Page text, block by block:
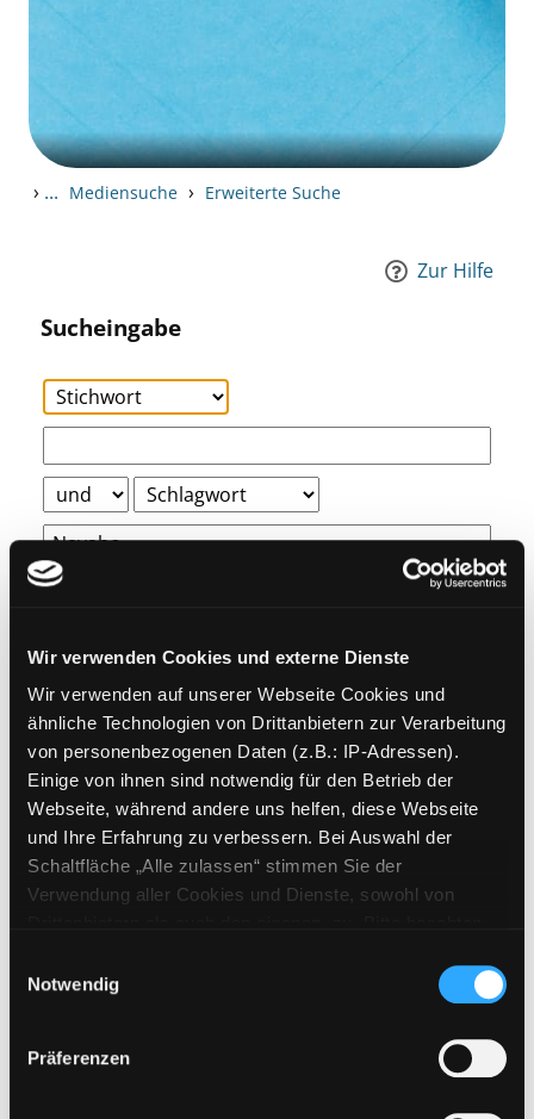
Wir verwenden Cookies und externe Dienste
Wir verwenden auf unserer Webseite Cookies und
ähnliche Technologien von Drittanbietern zur Verarbeitung
von personenbezogenen Daten (z.B.: IP-Adressen).
Einige von ihnen sind notwendig für den Betrieb der
Webseite, während andere uns helfen, diese Webseite
und Ihre Erfahrung zu verbessern. Bei Auswahl der
Schaltfläche „Alle zulassen“ stimmen Sie der
Verwendung aller Cookies und Dienste, sowohl von
Cookies von Drittanbietern, eine Verarbeitung in
unsicheren Drittländern (Länder außerhalb des EWR
ohne adäquates Datenschutzniveau) stattfinden kann. In
diesem Zusammenhang können aktuell Risiken für
Notwendig
Präferenzen
› ... Mediensuche › Erweiterte Suche
Zur Hilfe
Sucheingabe
Weitere Suchkriterien
Erwerbungen der letzten Tage
Jahr von
Medien anzeigen, die nach dem Jahr veröffentlicht
Jahr bis
Medien anzeigen, die vor dem
E-Medien
Mediengruppe